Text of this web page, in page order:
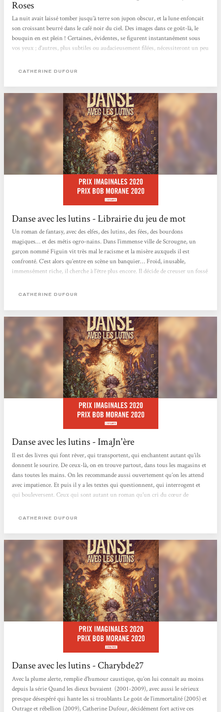
Roses
La nuit avait laissé tomber jusqu’à terre son jupon obscur, et la lune enfonçait
son croissant beurré dans le café noir du ciel. Des images dans ce goût-là, le
bouquin en est plein ! Certaines, évidentes, se figurent instantanément sous
vos yeux ; d’autres, plus subtiles ou audacieusement filées, nécessiteront un peu
donc un roman de fantasy qui s’aventure hors des sentiers battus du genre. Dès
récit, suivie de...
CATHERINE DUFOUR
Danse avec les lutins - Librairie du jeu de mot
Un roman de fantasy, avec des elfes, des lutins, des fées, des bourdons
magiques… et des métis ogro-nains. Dans l’immense ville de Scrougne, un
garçon nommé Figuin vit très mal le racisme et la misère auxquels il est
confronté. C’est alors qu’entre en scène un banquier… Froid, inusable,
immensément riche, il cherche à l’être plus encore. Il décide de creuser un fossé
lui achètera des armes au passage. Il lui faut un garçon un peu paumé à
CATHERINE DUFOUR
Danse avec les lutins - ImaJn'ère
Il est des livres qui font rêver, qui transportent, qui enchantent autant qu’ils
donnent le sourire. De ceux-là, on en trouve partout, dans tous les magasins et
dans toutes les mains. On les recommande aussi ouvertement qu’on les attend
avec impatience. Et puis il y a les textes qui questionnent, qui interrogent et
qui bouleversent. Ceux qui sont autant un roman qu’un cri du cœur de
niveau beaucoup trop intime. Parmi ces derniers, il m’est impossible de ne pas
CATHERINE DUFOUR
Danse avec les lutins - Charybde27
Avec la plume alerte, remplie d’humour caustique, qu’on lui connaît au moins
depuis la série Quand les dieux buvaient (2001-2009), avec aussi le sérieux
presque désespéré qui hante les si troublants Le goût de l’immortalité (2005) et
Outrage et rébellion (2009), Catherine Dufour, décidément fort active ces